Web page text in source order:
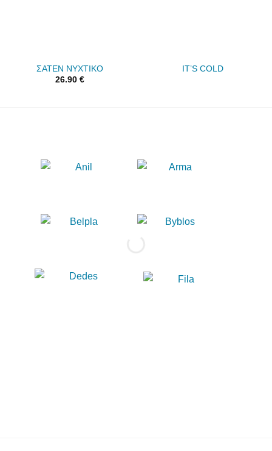
ΣΑΤΕΝ ΝΥΧΤΙΚΟ
26.90 €
IT’S COLD